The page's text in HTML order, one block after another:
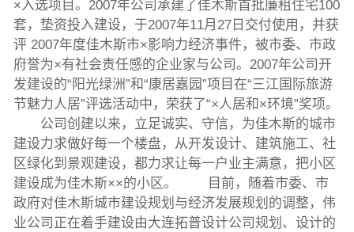
×入选项目。2007年公司承建了佳木斯首批廉租住宅100
套，垫资投入建设，于2007年11月27日交付使用，并获
评 2007年度佳木斯市×影响力经济事件，被市委、市政
府誉为×有社会责任感的企业家与公司。2007年公司开
发建设的“阳光绿洲”和“康居嘉园”项目在“三江国际旅游
节魅力人居”评选活动中，荣获了“×人居和×环境”奖项。
公司创建以来，立足诚实、守信，为佳木斯的城市
建设力求做好每一个楼盘，从开发设计、建筑施工、社
区绿化到景观建设，都力求让每一户业主满意，把小区
建设成为佳木斯××的小区。 目前，随着市委、市
政府对佳木斯城市建设规划与经济发展规划的调整，伟
业公司正在着手建设由大连拓普设计公司规划、设计的